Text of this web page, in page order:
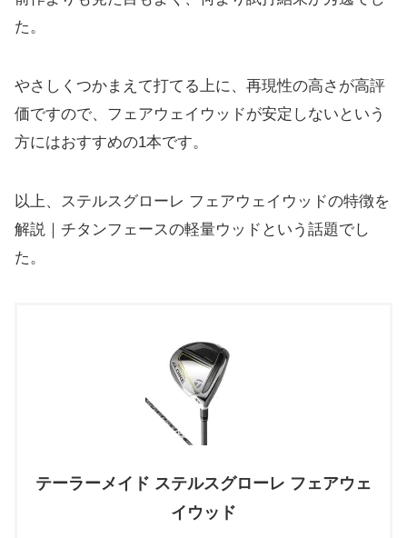
た。
やさしくつかまえて打てる上に、再現性の高さが高評
価ですので、 フェアウェイウッドが安定しないという
方にはおすすめの1本です。
以上、ステルスグローレ フェアウェイウッドの特徴を
解説｜ チタンフェースの軽量ウッドという話題でし
た。
テーラーメイド ステルスグローレ フェアウェ
イウッド